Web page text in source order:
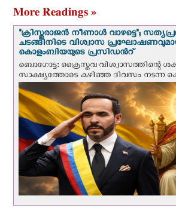
More Readings »
"ക്രിസ്തുരാജന്‍ നീണാള്‍ വാഴട്ടെ";
ചടങ്ങിനിടെ വിശ്വാസ
കൊളംബിയയുടെ പ്രസിഡന്‍റ്
ബൊഗോട്ട: ക്രൈസ്തവ വിശ്വാസത്തിന്റെ
സാക്ഷ്യത്തോടെ കഴിഞ്ഞ ദിവസം നടന്ന